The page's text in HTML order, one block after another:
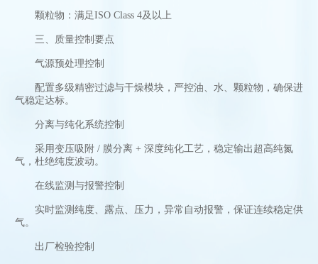
颗粒物：满足ISO Class 4及以上
三、质量控制要点
气源预处理控制
配置多级精密过滤与干燥模块，严控油、水、颗粒物，确保进
气稳定达标。
分离与纯化系统控制
采用变压吸附 / 膜分离 + 深度纯化工艺，稳定输出超高纯氮
气，杜绝纯度波动。
在线监测与报警控制
实时监测纯度、露点、压力，异常自动报警，保证连续稳定供
气。
出厂检验控制